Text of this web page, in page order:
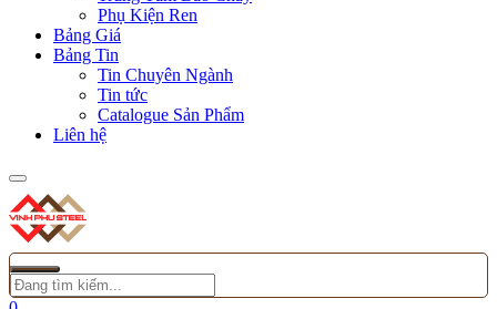
Phụ Kiện Ren
Bảng Giá
Bảng Tin
Tin Chuyên Ngành
Tin tức
Catalogue Sản Phẩm
Liên hệ